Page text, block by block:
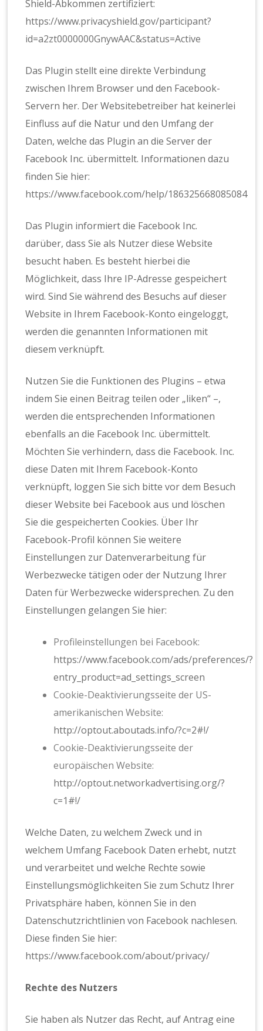
Shield-Abkommen zertifiziert:
https://www.privacyshield.gov/participant?
id=a2zt0000000GnywAAC&status=Active
Das Plugin stellt eine direkte Verbindung
zwischen Ihrem Browser und den Facebook-
Servern her. Der Websitebetreiber hat keinerlei
Einfluss auf die Natur und den Umfang der
Daten, welche das Plugin an die Server der
Facebook Inc. übermittelt. Informationen dazu
finden Sie hier:
https://www.facebook.com/help/186325668085084
Das Plugin informiert die Facebook Inc.
darüber, dass Sie als Nutzer diese Website
besucht haben. Es besteht hierbei die
Möglichkeit, dass Ihre IP-Adresse gespeichert
wird. Sind Sie während des Besuchs auf dieser
Website in Ihrem Facebook-Konto eingeloggt,
werden die genannten Informationen mit
diesem verknüpft.
Nutzen Sie die Funktionen des Plugins – etwa
indem Sie einen Beitrag teilen oder „liken“ –,
werden die entsprechenden Informationen
ebenfalls an die Facebook Inc. übermittelt.
Möchten Sie verhindern, dass die Facebook. Inc.
diese Daten mit Ihrem Facebook-Konto
verknüpft, loggen Sie sich bitte vor dem Besuch
dieser Website bei Facebook aus und löschen
Sie die gespeicherten Cookies. Über Ihr
Facebook-Profil können Sie weitere
Einstellungen zur Datenverarbeitung für
Werbezwecke tätigen oder der Nutzung Ihrer
Daten für Werbezwecke widersprechen. Zu den
Einstellungen gelangen Sie hier:
Profileinstellungen bei Facebook:
https://www.facebook.com/ads/preferences/?
entry_product=ad_settings_screen
Cookie-Deaktivierungsseite der US-
amerikanischen Website:
http://optout.aboutads.info/?c=2#!/
Cookie-Deaktivierungsseite der
europäischen Website:
http://optout.networkadvertising.org/?
c=1#!/
Welche Daten, zu welchem Zweck und in
welchem Umfang Facebook Daten erhebt, nutzt
und verarbeitet und welche Rechte sowie
Einstellungsmöglichkeiten Sie zum Schutz Ihrer
Privatsphäre haben, können Sie in den
Datenschutzrichtlinien von Facebook nachlesen.
Diese finden Sie hier:
https://www.facebook.com/about/privacy/
Rechte des Nutzers
Sie haben als Nutzer das Recht, auf Antrag eine